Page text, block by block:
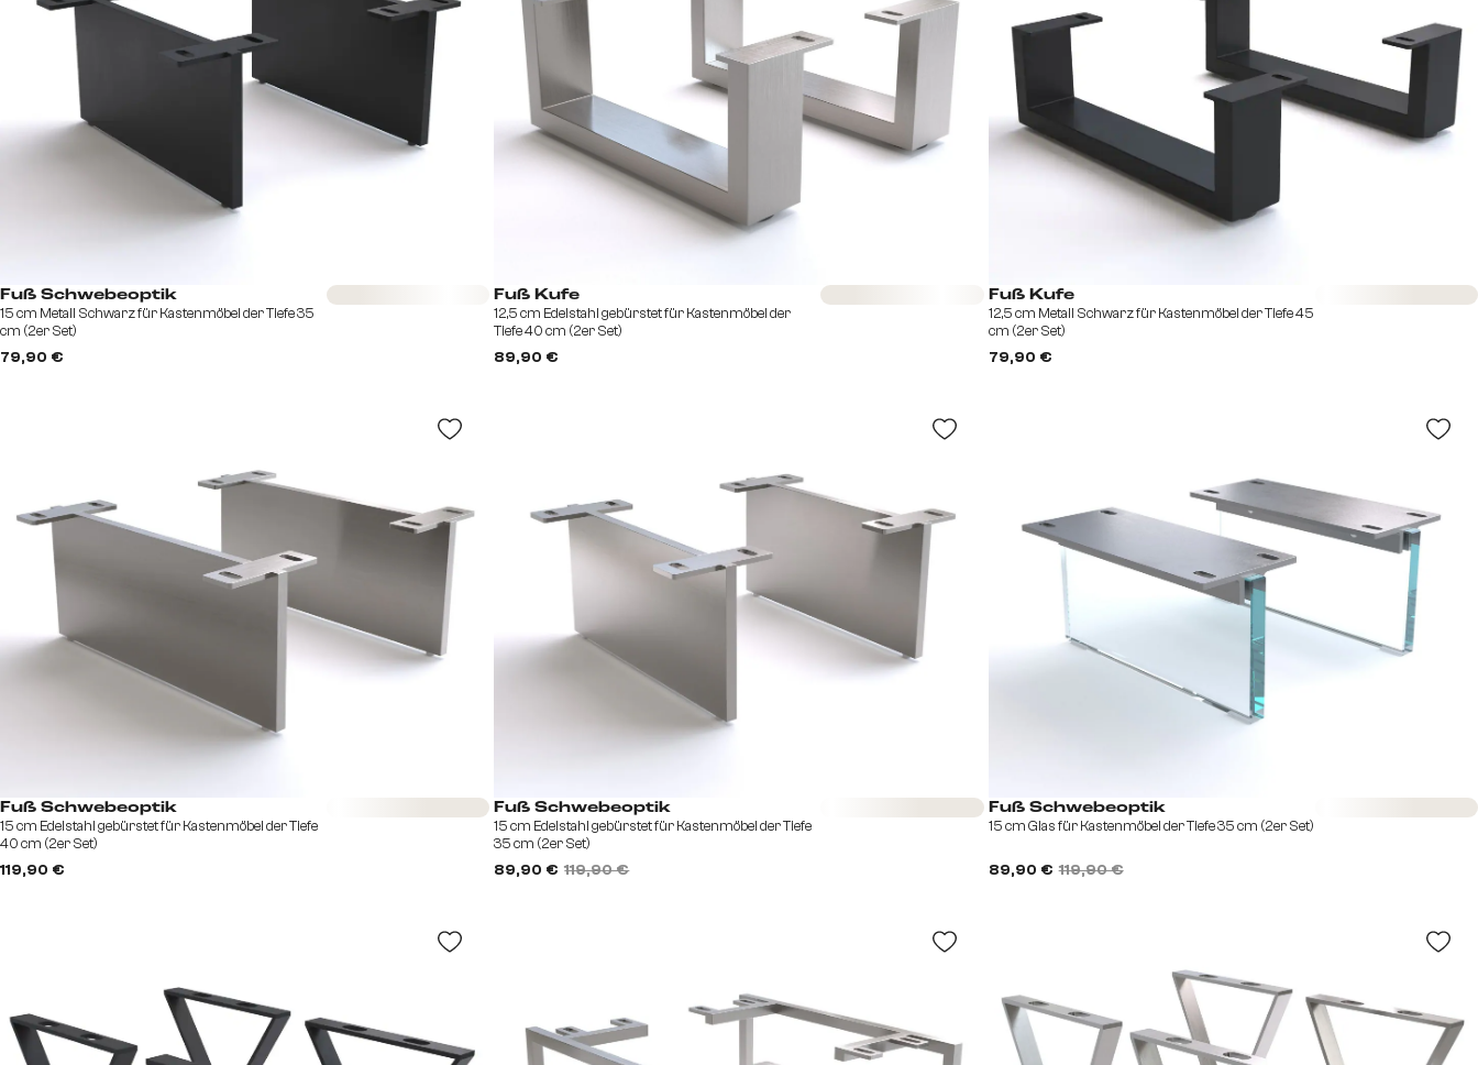
Fuß Schwebeoptik
15 cm Metall Schwarz für Kastenmöbel der Tiefe 35
cm (2er Set)
79,90 €
Fuß Kufe
12,5 cm Edelstahl gebürstet für Kastenmöbel der
Tiefe 40 cm (2er Set)
89,90 €
Fuß Kufe
12,5 cm Metall Schwarz für Kastenmöbel der Tiefe 45
cm (2er Set)
79,90 €
Sofort versandfertig
Fuß Schwebeoptik
15 cm Edelstahl gebürstet für Kastenmöbel der Tiefe
40 cm (2er Set)
119,90 €
Sofort versandfertig Fuß Schwebeoptik
15 cm Edelstahl gebürstet für Kastenmöbel der Tiefe
35 cm (2er Set)
89,90 € 119,90 €
Sofort versandfertig Fuß Schwebeoptik
15 cm Glas für Kastenmöbel der Tiefe 35 cm (2er Set)
89,90 € 119,90 €
Sofort versandfertig